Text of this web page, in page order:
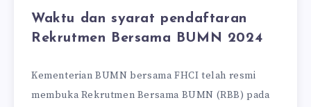
Waktu dan syarat pendaftaran
Rekrutmen Bersama BUMN 2024
Kementerian BUMN bersama FHCI telah resmi
membuka Rekrutmen Bersama BUMN (RBB) pada